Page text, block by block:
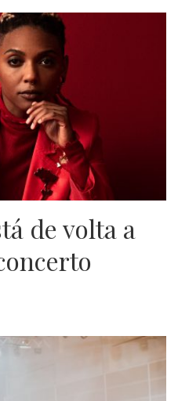
de volta a